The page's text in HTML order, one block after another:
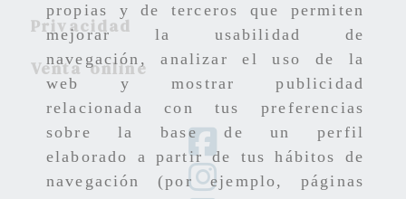
propias y de terceros que permiten
mejorar la usabilidad de
navegación, analizar el uso de la
web y mostrar publicidad
relacionada con tus preferencias
sobre la base de un perfil
elaborado a partir de tus hábitos de
navegación (por ejemplo, páginas
Privacidad
Venta online